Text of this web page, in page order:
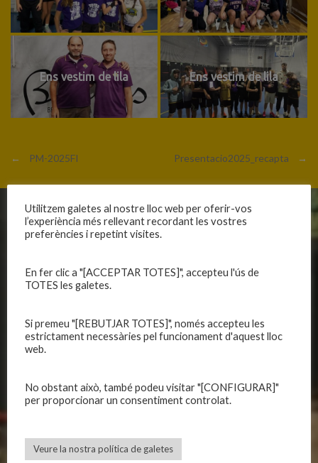
Ens vestim de lila Ens vestim de lila
← PM-2025FI Presentacio2025_recapta →
CLUB
Organització
Publicacions
Política de privadesa
Política de galetes
EQUIPS
Primer equip femení
C.E. El Vilar
Escola
Primer Equip Masculí
Primer Equip Femení
Actualitat
Utilitzem galetes al nostre lloc web per oferir-vos
l’experiència més rellevant recordant les vostres
preferències i repetint visites.
En fer clic a "[ACCEPTAR TOTES]", accepteu l'ús de
TOTES les galetes.
Si premeu "[REBUTJAR TOTES]", només accepteu les
estrictament necessàries pel funcionament d'aquest lloc
web.
No obstant això, també podeu visitar "[CONFIGURAR]"
per proporcionar un consentiment controlat.
Veure la nostra política de galetes